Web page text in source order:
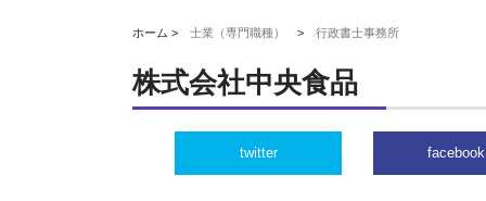
ホーム > 士業（専門職種） > 行政書士事務所
株式会社中央食品
twitter facebook